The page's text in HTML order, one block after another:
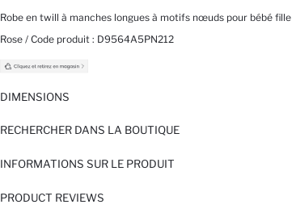
Robe en twill à manches longues à motifs nœuds pour bébé fille
Rose / Code produit : D9564A5PN212
DIMENSIONS
RECHERCHER DANS LA BOUTIQUE
INFORMATIONS SUR LE PRODUIT
PRODUCT REVIEWS